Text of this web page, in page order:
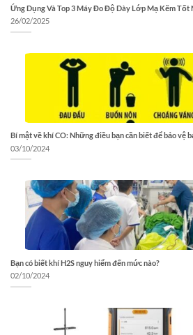
Ứng Dụng Và Top 3 Máy Đo Độ Dày Lớp Mạ Kẽm Tốt
26/02/2025
Bí mật về khí CO: Những điều bạn cần biết để bảo vệ
03/10/2024
Bạn có biết khí H2S nguy hiểm đến mức nào?
02/10/2024